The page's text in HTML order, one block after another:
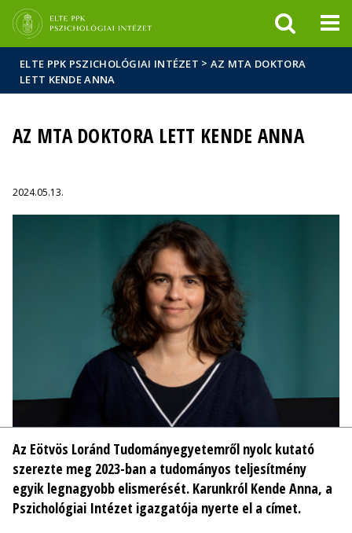
sajtóban
ELTE PPK PSZICHOLÓGIAI INTÉZET > AZ MTA DOKTORA
LETT KENDE ANNA
AZ MTA DOKTORA LETT KENDE ANNA
2024.05.13.
Az Eötvös Loránd Tudományegyetemről nyolc kutató
szerezte meg 2023-ban a tudományos teljesítmény
egyik legnagyobb elismerését. Karunkról Kende Anna, a
Pszichológiai Intézet igazgatója nyerte el a címet.